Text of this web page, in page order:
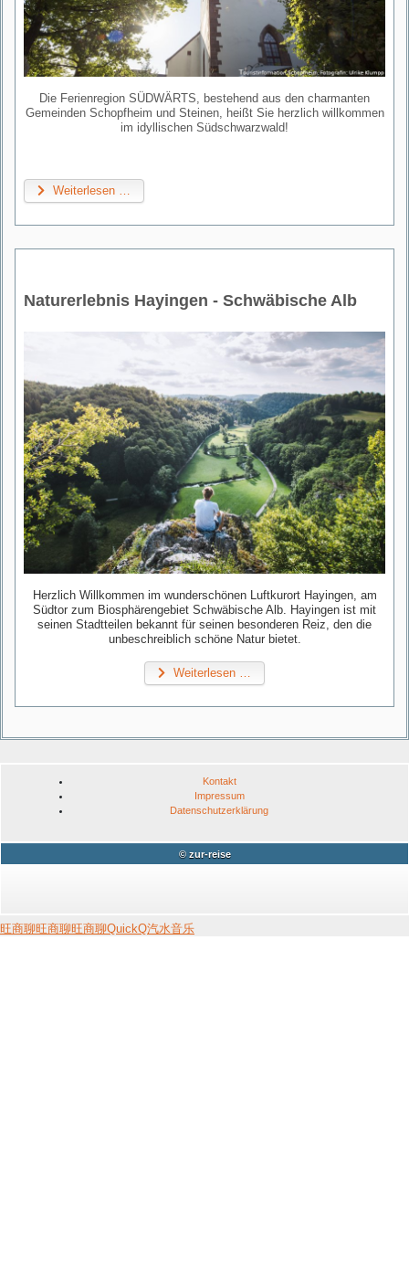
Die Ferienregion SÜDWÄRTS, bestehend aus den charmanten
Gemeinden Schopfheim und Steinen, heißt Sie herzlich willkommen
im idyllischen Südschwarzwald!
Weiterlesen …
Naturerlebnis Hayingen - Schwäbische Alb
Herzlich Willkommen im wunderschönen Luftkurort Hayingen, am
Südtor zum Biosphärengebiet Schwäbische Alb. Hayingen ist mit
seinen Stadtteilen bekannt für seinen besonderen Reiz, den die
unbeschreiblich schöne Natur bietet.
Weiterlesen …
Kontakt
Impressum
Datenschutzerklärung
© zur-reise
旺商聊旺商聊旺商聊QuickQ汽水音乐